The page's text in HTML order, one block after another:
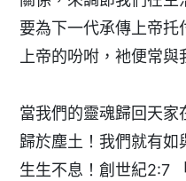
要為下一代承傳上帝
上帝的吩咐，衪便常與
當我們的靈魂歸回天
歸於塵土！我們就有如
生生不息！創世紀2:7